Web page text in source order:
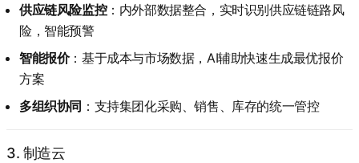
供应链风险监控：内外部数据整合，实时识别供应链链路风
险，智能预警
智能报价：基于成本与市场数据，AI辅助快速生成最优报价
方案
多组织协同 ：支持集团化采购、销售、库存的统一管控
3. 制造云